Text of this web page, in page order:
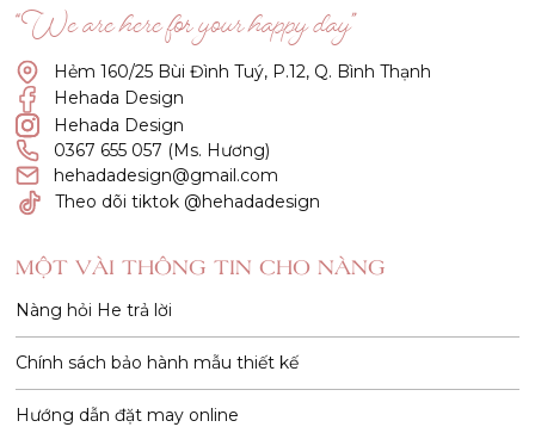
“We are here for your happy day”
Hẻm 160/25 Bùi Đình Tuý, P.12, Q. Bình Thạnh
Hehada Design
Hehada Design
0367 655 057 (Ms. Hương)
hehadadesign@gmail.com
Theo dõi tiktok @hehadadesign
MỘT VÀI THÔNG TIN CHO NÀNG
Nàng hỏi He trả lời
Chính sách bảo hành mẫu thiết kế
Hướng dẫn đặt may online